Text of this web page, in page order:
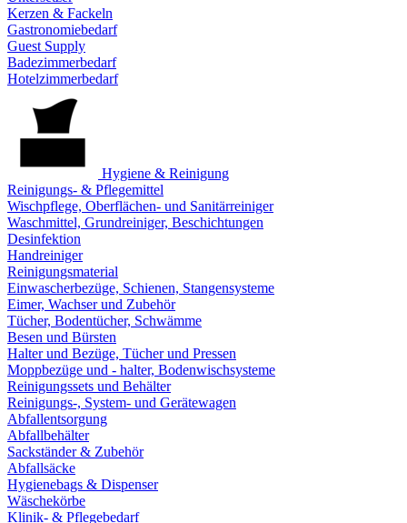
Kerzen & Fackeln
Gastronomiebedarf
Guest Supply
Badezimmerbedarf
Hotelzimmerbedarf
Hygiene & Reinigung
Reinigungs- & Pflegemittel
Wischpflege, Oberflächen- und Sanitärreiniger
Waschmittel, Grundreiniger, Beschichtungen
Desinfektion
Handreiniger
Reinigungsmaterial
Einwascherbezüge, Schienen, Stangensysteme
Eimer, Wachser und Zubehör
Tücher, Bodentücher, Schwämme
Besen und Bürsten
Halter und Bezüge, Tücher und Pressen
Moppbezüge und - halter, Bodenwischsysteme
Reinigungssets und Behälter
Reinigungs-, System- und Gerätewagen
Abfallentsorgung
Abfallbehälter
Sackständer & Zubehör
Abfallsäcke
Hygienebags & Dispenser
Wäschekörbe
Klinik- & Pflegebedarf